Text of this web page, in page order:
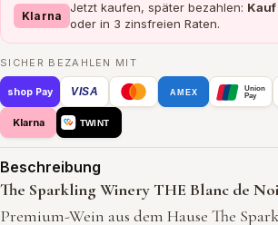
Klarna
Jetzt kaufen, später bezahlen:
oder in 3 zinsfreien Raten.
SICHER BEZAHLEN MIT
shop Pay VISA AMEX
Union
Pay
Klarna TWINT
Beschreibung
The Sparkling Winery THE Blanc de
Premium-Wein aus dem Hause The